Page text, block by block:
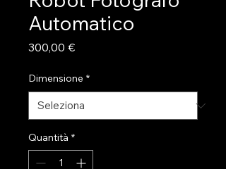
Automatico
300,00 €Prezzo
Dimensione *
Quantità *